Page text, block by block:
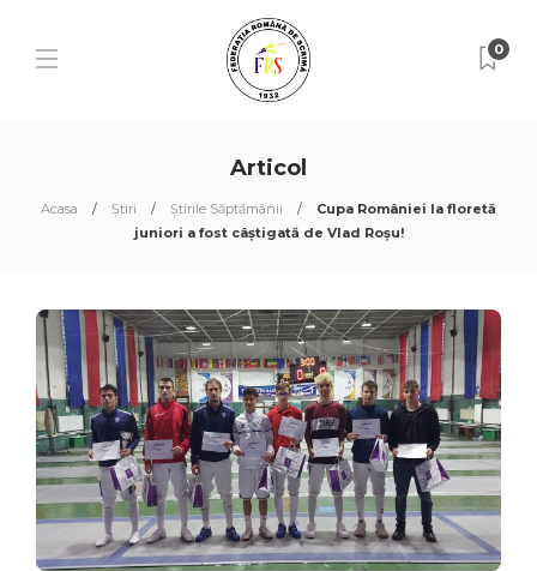
0
Articol
Acasa Știri Știrile Săptămânii
Cupa României la floretă
juniori a fost câștigată de Vlad Roșu!